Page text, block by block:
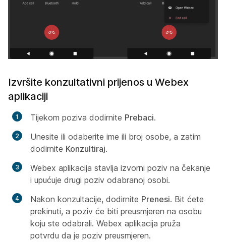
Izvršite konzultativni prijenos u Webex
aplikaciji
Tijekom poziva dodirnite Prebaci.
Unesite ili odaberite ime ili broj osobe, a zatim
dodirnite Konzultiraj.
Webex aplikacija stavlja izvorni poziv na čekanje
i upućuje drugi poziv odabranoj osobi.
Nakon konzultacije, dodirnite Prenesi. Bit ćete
prekinuti, a poziv će biti preusmjeren na osobu
koju ste odabrali. Webex aplikacija pruža
potvrdu da je poziv preusmjeren.